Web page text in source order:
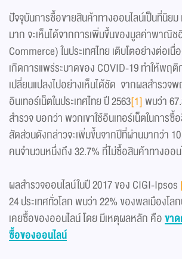
ปัจจุบันการซื้อขายสินค้าทางออนไลน์เป็นที่นิย
มาก จะเห็นได้จากการเพิ่มขึ้นของมูลค่าพาณิ
Commerce) ในประเทศไทย เติบโตอย่างต่อเนื่
เกิดการแพร่ระบาดของ COVID-19 ทำให้พฤ
เปลี่ยนแปลงไปอย่างเห็นได้ชัด จากผลสำรวจ
อินเทอร์เน็ตในประเทศไทย ปี 2563[1]พบว่า
สำรวจ บอกว่า พวกเขาใช้อินเทอร์เน็ตในการ
สัดส่วนดังกล่าวจะเพิ่มขึ้นจากปีที่ผ่านมากว่า
คนจำนวนหนึ่งถึง 32.7% ที่ไม่ซื้อสินค้าทางออ
ผลสำรวจออนไลน์ในปี 2017 ของ CIGI-Ipsos
24 ประเทศทั่วโลก พบว่า 22% ของพลเมืองโล
เคยซื้อของออนไลน์ โดย มีเหตุผลหลัก คือขา
ซื้อของออนไลน์